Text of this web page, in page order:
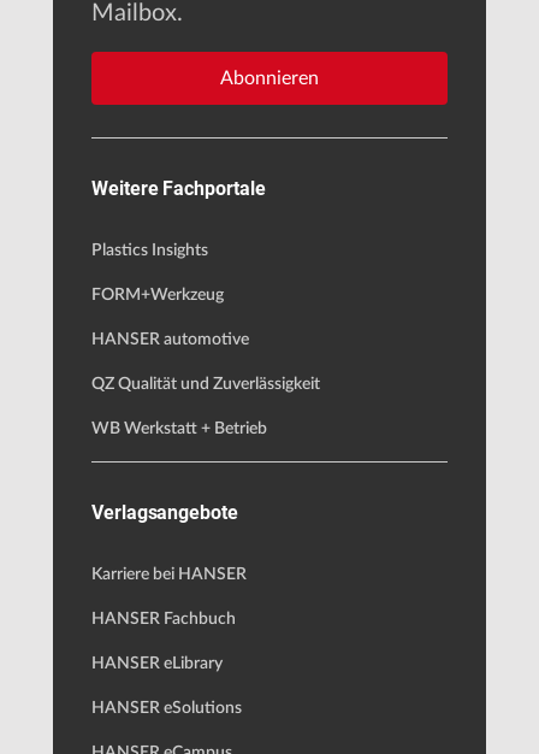
Mailbox.
Abonnieren
Weitere Fachportale
Plastics Insights
FORM+Werkzeug
HANSER automotive
QZ Qualität und Zuverlässigkeit
WB Werkstatt + Betrieb
Verlagsangebote
Karriere bei HANSER
HANSER Fachbuch
HANSER eLibrary
HANSER eSolutions